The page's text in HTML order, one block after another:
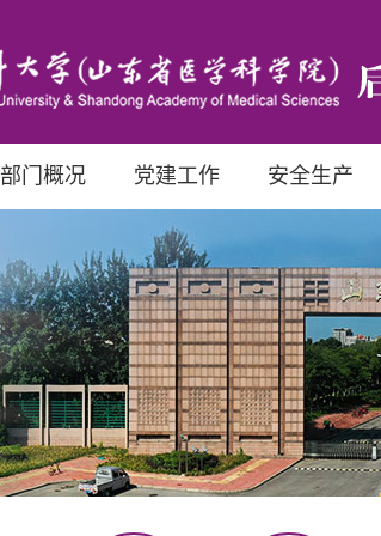
部门概况 党建工作 安全生产